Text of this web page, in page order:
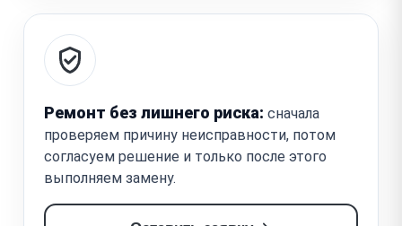
Ремонт без лишнего риска: сначала
проверяем причину неисправности, потом
согласуем решение и только после этого
выполняем замену.